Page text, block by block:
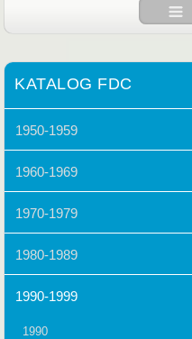
KATALOG FDC
1950-1959
1960-1969
1970-1979
1980-1989
1990-1999
1990